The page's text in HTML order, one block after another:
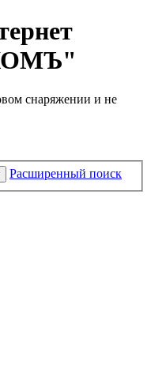
снаряжении и не
Расширенный поиск